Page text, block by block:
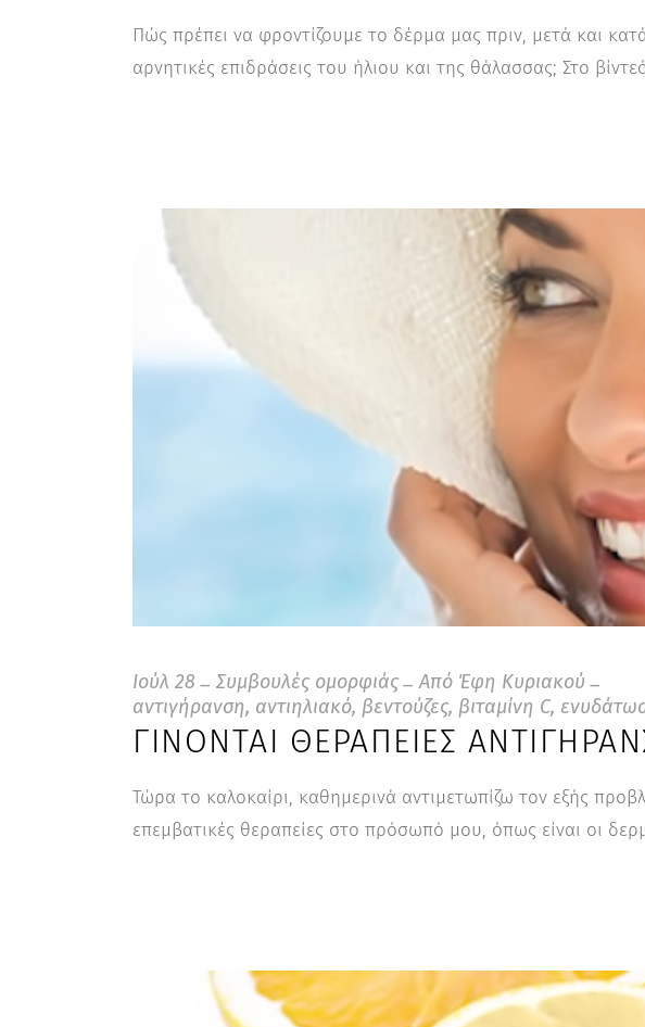
Πώς πρέπει να φροντίζουμε το δέρμα μας πριν, μετά και
αρνητικές επιδράσεις του ήλιου και της θάλασσας; Στο
Ιούλ 28 Συμβουλές ομορφιάς Από Έφη Κυριακού
αντιγήρανση, αντιηλιακό, βεντούζες, βιταμίνη C,
ΓΊΝΟΝΤΑΙ ΘΕΡΑΠΕΊΕΣ
Τώρα το καλοκαίρι, καθημερινά αντιμετωπίζω τον εξής
επεμβατικές θεραπείες στο πρόσωπό μου, όπως είναι οι